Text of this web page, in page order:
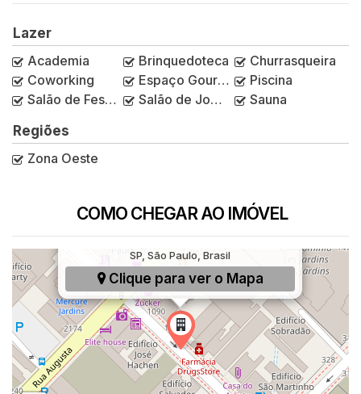
Lazer
Academia
Brinquedoteca
Churrasqueira
Coworking
Espaço Gourmet
Piscina
Salão de Festas
Salão de Jogos
Sauna
Regiões
Zona Oeste
COMO CHEGAR AO IMÓVEL
Alameda Itu, 1059, Jardim Paulista, São Paulo,
SP, São Paulo, Brasil
Clique para ver o Mapa